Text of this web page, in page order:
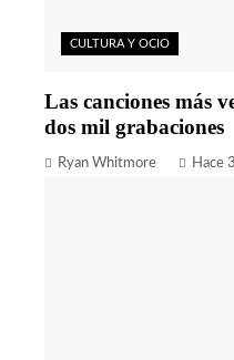
CULTURA Y OCIO
Las canciones más
dos mil grabaciones
Ryan Whitmore Hace